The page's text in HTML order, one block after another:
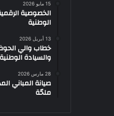
15 مايو 2026
الخصوصية
الوطنية
13 أبريل 2026
خطاب والي
والسيادة الوطنية
28 مارس 2026
صيانة المباني
ملحّة